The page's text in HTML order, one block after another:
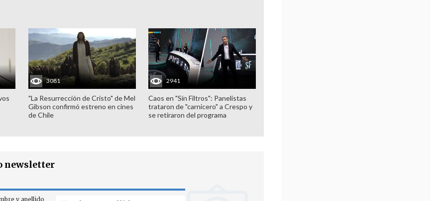
3081
"La Resurrección de Cristo" de Mel
Gibson confirmó estreno en cines
de Chile
2941
Caos en "Sin Filtros": Panelistas
trataron de "carnicero" a Crespo y
se retiraron del programa
newsletter
y apellido